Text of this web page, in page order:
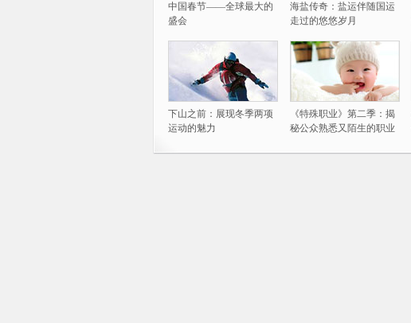
中国春节——全球最大的
盛会
海盐传奇：盐运伴随国运
走过的悠悠岁月
下山之前：展现冬季两项
运动的魅力
《特殊职业》第二季：揭
秘公众熟悉又陌生的职业